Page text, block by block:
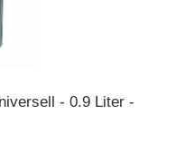
- 0.9 Liter -